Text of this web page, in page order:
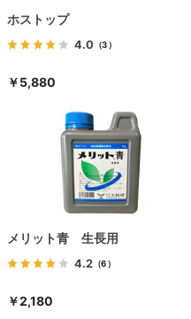
ホストップ
4.0 （3）
￥5,880
メリット青 生長用
4.2（6）
￥2,180